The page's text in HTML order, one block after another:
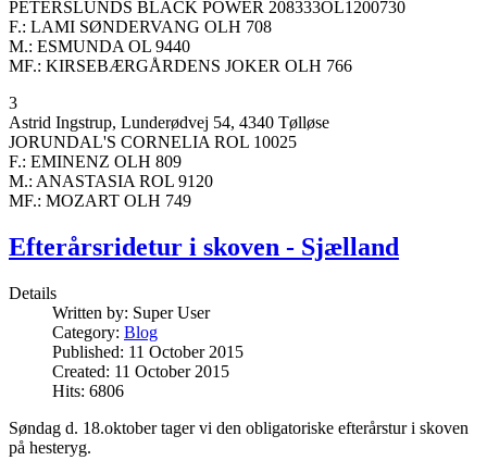
PETERSLUNDS BLACK POWER 208333OL1200730
F.: LAMI SØNDERVANG OLH 708
M.: ESMUNDA OL 9440
MF.: KIRSEBÆRGÅRDENS JOKER OLH 766
3
Astrid Ingstrup, Lunderødvej 54, 4340 Tølløse
JORUNDAL'S CORNELIA ROL 10025
F.: EMINENZ OLH 809
M.: ANASTASIA ROL 9120
MF.: MOZART OLH 749
Efterårsridetur i skoven - Sjælland
Details
Written by: Super User
Category: Blog
Published: 11 October 2015
Created: 11 October 2015
Hits: 6806
Søndag d. 18.oktober tager vi den obligatoriske efterårstur i skoven
på hesteryg.